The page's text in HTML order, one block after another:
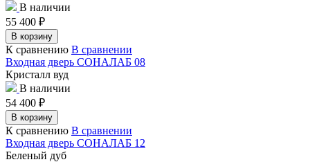
В наличии
55 400 ₽
В корзину
К сравнению В сравнении
Входная дверь СОНАЛАБ 08
Кристалл вуд
В наличии
54 400 ₽
В корзину
К сравнению В сравнении
Входная дверь СОНАЛАБ 12
Беленый дуб